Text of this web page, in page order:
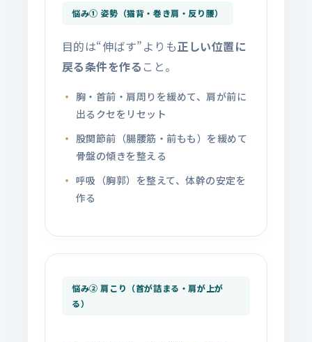
悩み① 姿勢（猫背・巻き肩・反り腰）
目的は“伸ばす”よりも正しい位置に
戻る条件を作る こと。
胸・首前・肩周りを緩めて、肩が前に
出るクセをリセット
股関節前（腸腰筋・前もも）を緩めて
骨盤の傾きを整える
呼吸（胸郭）を整えて、体幹の安定を
作る
悩み② 肩こり（首が詰まる・肩が上が
る）